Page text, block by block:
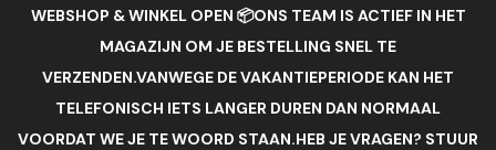
WEBSHOP & WINKEL OPEN 📦ONS TEAM IS ACTIEF IN HET
MAGAZIJN OM JE BESTELLING SNEL TE
VERZENDEN.VANWEGE DE VAKANTIEPERIODE KAN HET
TELEFONISCH IETS LANGER DUREN DAN NORMAAL
VOORDAT WE JE TE WOORD STAAN.HEB JE VRAGEN? STUUR